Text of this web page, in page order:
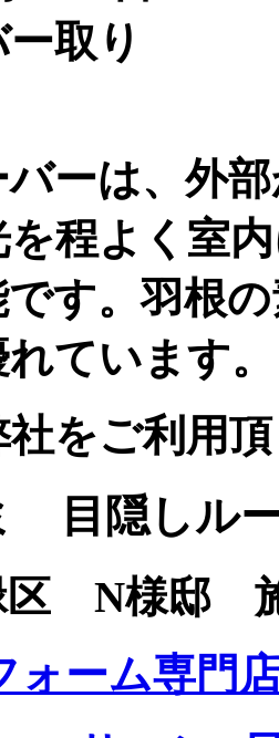
バーは、外
程よく室
す。羽根
ています。
社をご利用
目隠しル
区 N様邸
ォーム専門